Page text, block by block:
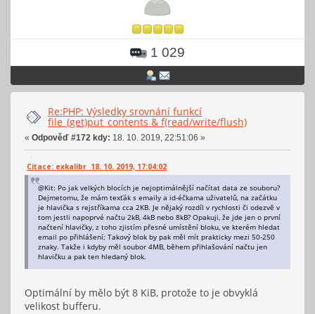
1 029
Re:PHP: Výsledky srovnání funkcí
file_(get)put_contents & f(read/write/flush)
« Odpověď #172 kdy: 18. 10. 2019, 22:51:06 »
Citace: exkalibr 18. 10. 2019, 17:04:02
@Kit: Po jak velkých blocích je nejoptimálnější načítat data ze souboru?
Dejmetomu, že mám texťák s emaily a id-éčkama uživatelů, na začátku
je hlavička s rejstříkama cca 2KB. Je nějaký rozdíl v rychlosti či odezvě v
tom jestli napoprvé načtu 2kB, 4kB nebo 8kB? Opakuji, že jde jen o první
načtení hlavičky, z toho zjistím přesné umístění bloku, ve kterém hledat
email po přihlášení; Takový blok by pak měl mít prakticky mezi 50-250
znaky. Takže i kdyby měl soubor 4MB, během přihlašování načtu jen
hlavičku a pak ten hledaný blok.
Optimální by mělo být 8 KiB, protože to je obvyklá
velikost bufferu.